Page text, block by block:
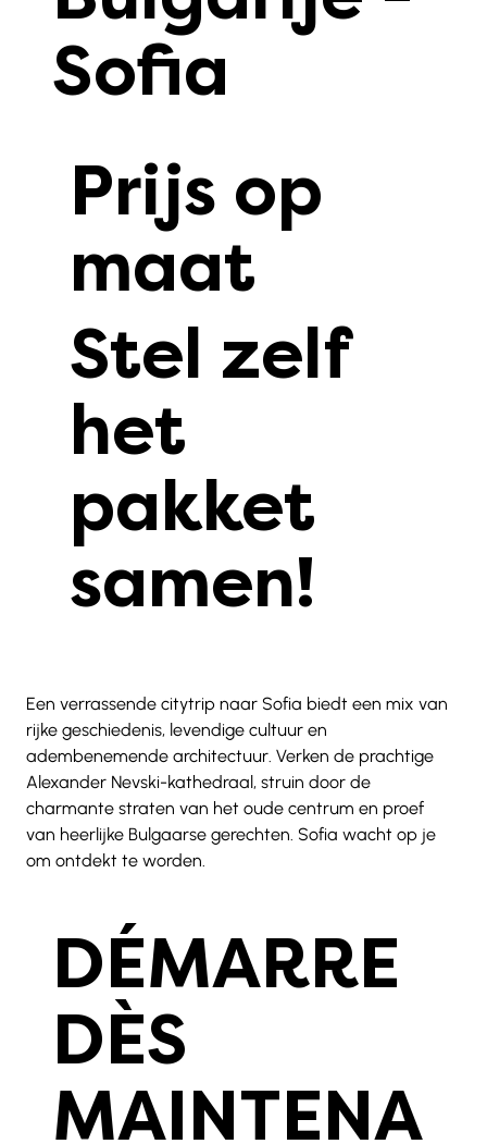
Sofia
Prijs op
maat
Stel zelf
het
pakket
samen!
DÉMARRE
DÈS
MAINTENA
Een verrassende citytrip naar Sofia biedt een mix van
rijke geschiedenis, levendige cultuur en
adembenemende architectuur. Verken de prachtige
Alexander Nevski-kathedraal, struin door de
charmante straten van het oude centrum en proef
van heerlijke Bulgaarse gerechten. Sofia wacht op je
om ontdekt te worden.